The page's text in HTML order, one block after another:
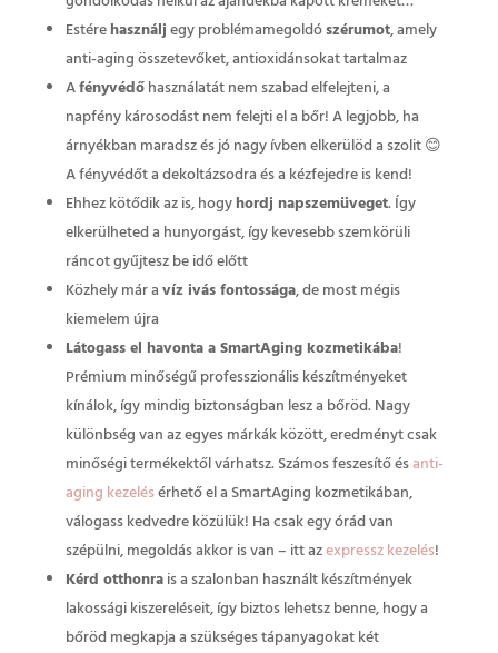
Estérehasználjegy problémamegoldószérumot, amely
anti-aging összetevőket, antioxidánsokat tartalmaz
Afényvédőhasználatát nem szabad elfelejteni, a
napfény károsodást nem felejti el a bőr! A legjobb, ha
árnyékban maradsz és jó nagy ívben elkerülöd a szolit 😊
A fényvédőt a dekoltázsodra és a kézfejedre is kend!
Ehhez kötődik az is, hogyhordj napszemüveget. Így
elkerülheted a hunyorgást, így kevesebb szemkörüli
ráncot gyűjtesz be idő előtt
Közhely már avíz ivás fontossága, de most mégis
kiemelem újra
Látogass el havonta a SmartAging kozmetikába!
Prémium minőségű professzionális készítményeket
kínálok, így mindig biztonságban lesz a bőröd. Nagy
különbség van az egyes márkák között, eredményt csak
minőségi termékektől várhatsz. Számos feszesítő ésanti-
aging kezelésérhető el a SmartAging kozmetikában,
válogass kedvedre közülük! Ha csak egy órád van
szépülni, megoldás akkor is van – itt azexpressz kezelés!
Kérd otthonrais a szalonban használt készítmények
lakossági kiszereléseit, így biztos lehetsz benne, hogy a
bőröd megkapja a szükséges tápanyagokat két